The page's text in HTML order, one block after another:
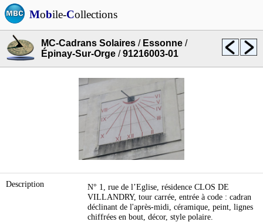
Mobile-Collections
MC-Cadrans Solaires / Essonne /
Épinay-Sur-Orge /91216003-01
Description
N° 1, rue de l’Eglise, résidence CLOS DE
VILLANDRY, tour carrée, entrée à code : cadran
déclinant de l'après-midi, céramique, peint, lignes
chiffrées en bout, décor, style polaire.